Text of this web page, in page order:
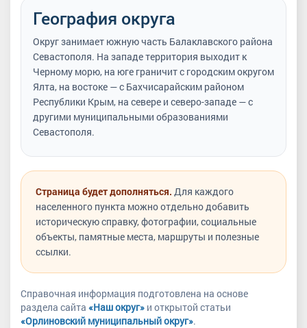
География округа
Округ занимает южную часть Балаклавского района
Севастополя. На западе территория выходит к
Черному морю, на юге граничит с городским округом
Ялта, на востоке — с Бахчисарайским районом
Республики Крым, на севере и северо-западе — с
другими муниципальными образованиями
Севастополя.
Страница будет дополняться. Для каждого
населенного пункта можно отдельно добавить
историческую справку, фотографии, социальные
объекты, памятные места, маршруты и полезные
ссылки.
Справочная информация подготовлена на основе
раздела сайта «Наш округ» и открытой статьи
«Орлиновский муниципальный округ».